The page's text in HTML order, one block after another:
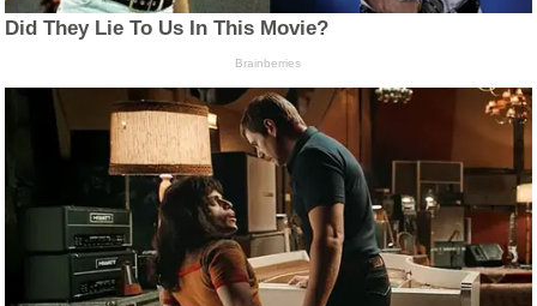
Did They Lie To Us In This Movie?
Brainberries